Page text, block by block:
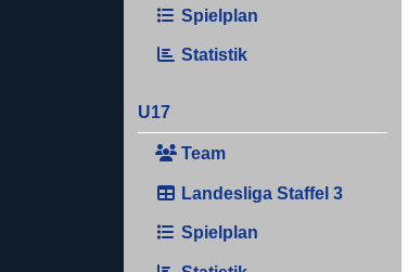
Spielplan
Statistik
U17
Team
Landesliga Staffel 3
Spielplan